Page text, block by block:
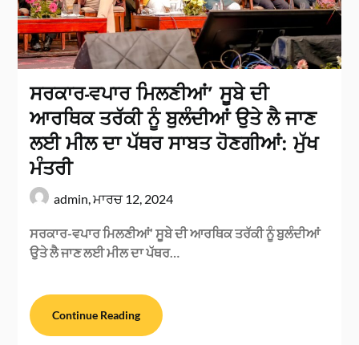
ਸਰਕਾਰ-ਵਪਾਰ ਮਿਲਣੀਆਂ’ ਸੂਬੇ ਦੀ
ਆਰਥਿਕ ਤਰੱਕੀ ਨੂੰ ਬੁਲੰਦੀਆਂ ਉਤੇ ਲੈ ਜਾਣ
ਲਈ ਮੀਲ ਦਾ ਪੱਥਰ ਸਾਬਤ ਹੋਣਗੀਆਂ: ਮੁੱਖ
ਮੰਤਰੀ
admin,ਮਾਰਚ 12, 2024
ਸਰਕਾਰ-ਵਪਾਰ ਮਿਲਣੀਆਂ’ ਸੂਬੇ ਦੀ ਆਰਥਿਕ ਤਰੱਕੀ ਨੂੰ ਬੁਲੰਦੀਆਂ
ਉਤੇ ਲੈ ਜਾਣ ਲਈ ਮੀਲ ਦਾ ਪੱਥਰ…
Continue Reading